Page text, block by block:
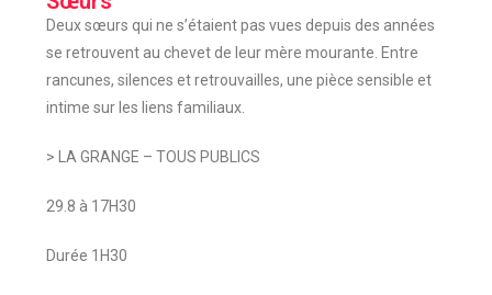
Deux sœurs qui ne s’étaient pas vues depuis des années
se retrouvent au chevet de leur mère mourante. Entre
rancunes, silences et retrouvailles, une pièce sensible et
intime sur les liens familiaux.
> LA GRANGE – TOUS PUBLICS
29.8 à 17H30
Durée 1H30